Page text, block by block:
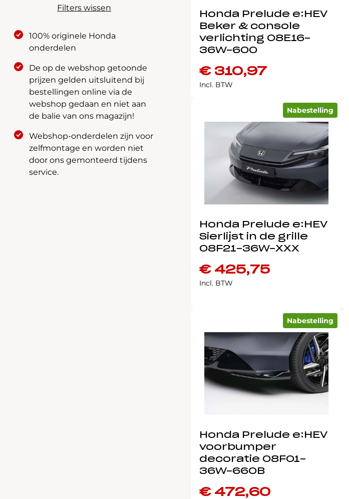
Filters wissen
100% originele Honda
onderdelen
De op de webshop getoonde
prijzen gelden uitsluitend bij
bestellingen online via de
webshop gedaan en niet aan
de balie van ons magazijn!
Webshop-onderdelen zijn voor
zelfmontage en worden niet
door ons gemonteerd tijdens
service.
Honda Prelude e:HEV
Beker & console
verlichting 08E16-
36W-600
€310,97
Incl. BTW
Nabestelling
Honda Prelude e:HEV
Sierlijst in de grille
08F21-36W-XXX
€425,75
Incl. BTW
Nabestelling
Honda Prelude e:HEV
voorbumper
decoratie 08F01-
36W-660B
€472,60